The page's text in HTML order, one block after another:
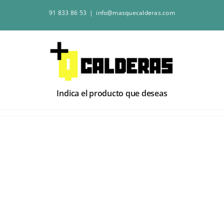
contenido
91 833 86 53 | info@masquecalderas.com
Indica el producto que deseas